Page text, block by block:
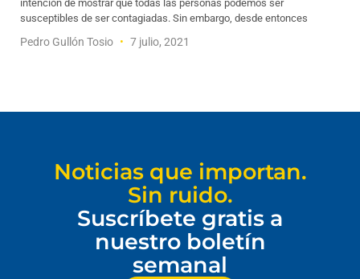
intención de mostrar que todas las personas podemos ser
susceptibles de ser contagiadas. Sin embargo, desde entonces
Pedro Gullón Tosio 7 julio, 2021
Noticias que importan.
Sin ruido.
Suscríbete gratis a
nuestro boletín
semanal